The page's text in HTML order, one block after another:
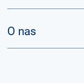
O nas